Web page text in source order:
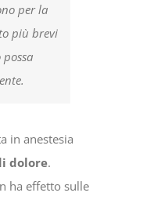
per la
più brevi
in anestesia
dolore.
ha effetto sulle